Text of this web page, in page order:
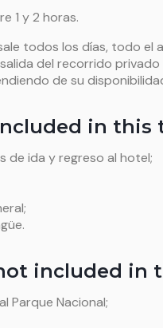
1 y 2 horas.
todos los días, todo el
del recorrido
de su
in this
de ida y regreso al hotel;
included in
Parque Nacional;